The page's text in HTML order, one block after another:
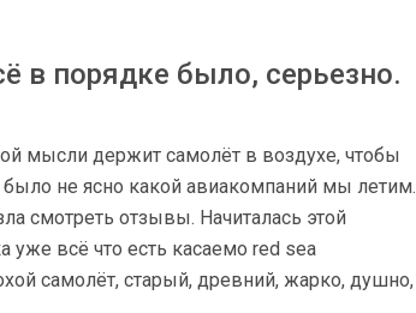
в порядке было, серьезно.
мысли держит самолёт в воздухе, чтобы
не ясно какой авиакомпаний мы летим.
смотреть отзывы. Начиталась этой
уже всё что есть касаемо red sea
самолёт, старый, древний, жарко, душно,